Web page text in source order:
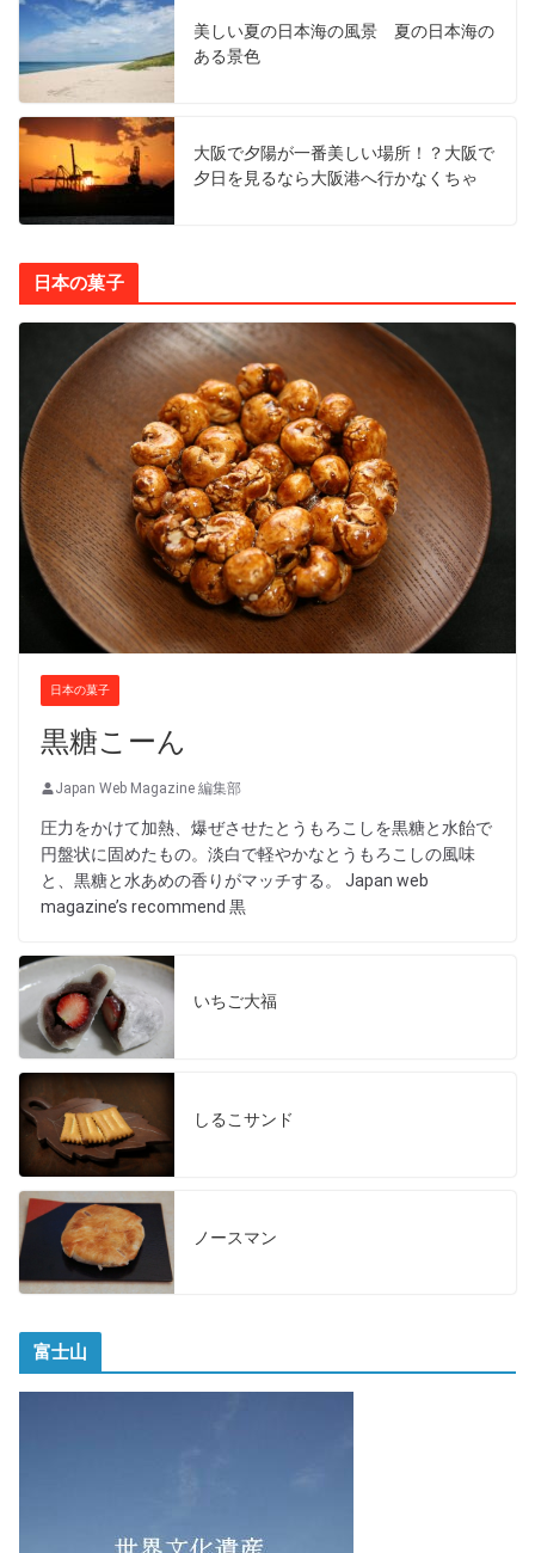
美しい夏の日本海の風景 夏の日本海の
ある景色
大阪で夕陽が一番美しい場所！？大阪で
夕日を見るなら大阪港へ行かなくちゃ
日本の菓子
日本の菓子
黒糖こーん
Japan Web Magazine 編集部
圧力をかけて加熱、爆ぜさせたとうもろこしを黒糖と水飴で
円盤状に固めたもの。淡白で軽やかなとうもろこしの風味
と、黒糖と水あめの香りがマッチする。 Japan web
magazine’s recommend 黒
いちご大福
しるこサンド
ノースマン
富士山